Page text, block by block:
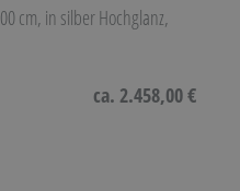
cm, in silber Hochglanz,
ca. 2.458,00 €